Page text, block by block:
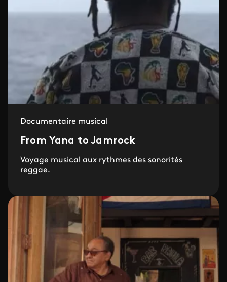
Documentaire musical
From Yana to Jamrock
Voyage musical aux rythmes des sonorités
reggae.